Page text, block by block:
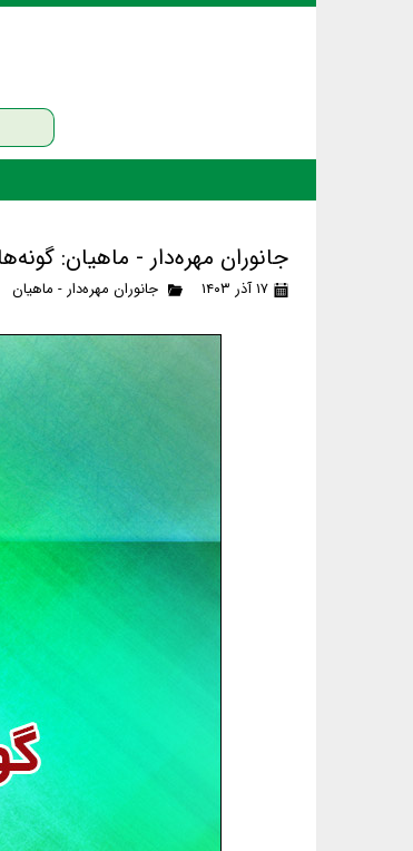
جانوران مهره‌دار - ماهیان:
۱۷ آذر ۱۴۰۳ جانوران مهره‌دار - ماهیان